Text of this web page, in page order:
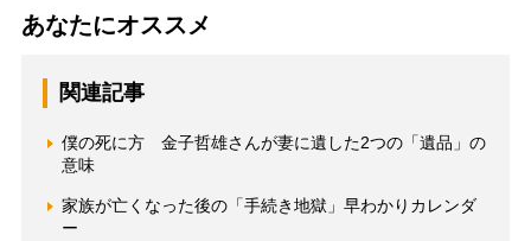
あなたにオススメ
関連記事
僕の死に方 金子哲雄さんが妻に遺した2つの「遺品」の
意味
家族が亡くなった後の「手続き地獄」早わかりカレンダ
ー